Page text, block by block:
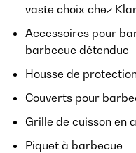
vaste choix chez
Accessoires pour
barbecue détendue
Housse de
Couverts pour
Grille de cuisson en
Piquet à barbecue